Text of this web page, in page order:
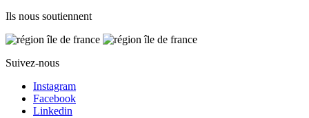
Ils nous soutiennent
Suivez-nous
Instagram
Facebook
Linkedin